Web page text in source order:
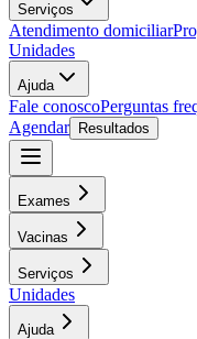
Serviços
Atendimento domiciliar
Unidades
Ajuda
Fale conoscoPerguntas
Agendar
Resultados
Exames
Vacinas
Serviços
Unidades
Ajuda